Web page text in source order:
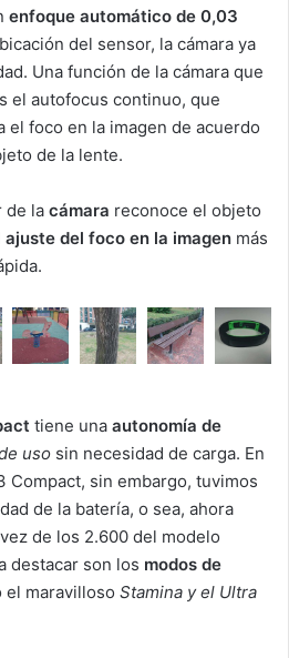
enfoque automático de 0,03
del sensor, la cámara ya
Una función de la cámara que
el autofocus continuo, que
el foco en la imagen de acuerdo
de la lente.
de la cámara reconoce el objeto
ajuste del foco en la imagen más
tiene una autonomía de
uso sin necesidad de carga. En
Compact, sin embargo, tuvimos
de la batería, o sea, ahora
de los 2.600 del modelo
destacar son los modos de
el maravilloso Stamina y el Ultra